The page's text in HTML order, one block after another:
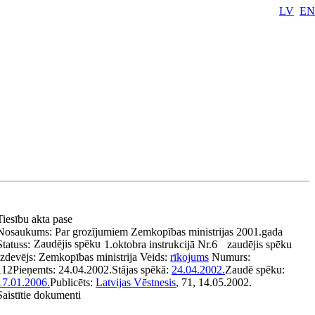
LV EN
akta pase
Par grozījumiem Zemkopības ministrijas 2001.gada
1.oktobra instrukcijā Nr.6
Zaudējis spēku
zaudējis spēku
Zemkopības ministrija Veids: rīkojums Numurs:
Pieņemts: 24.04.2002.Stājas spēkā: 24.04.2002.Zaudē spēku:
Publicēts: Latvijas Vēstnesis, 71, 14.05.2002.
dokumenti